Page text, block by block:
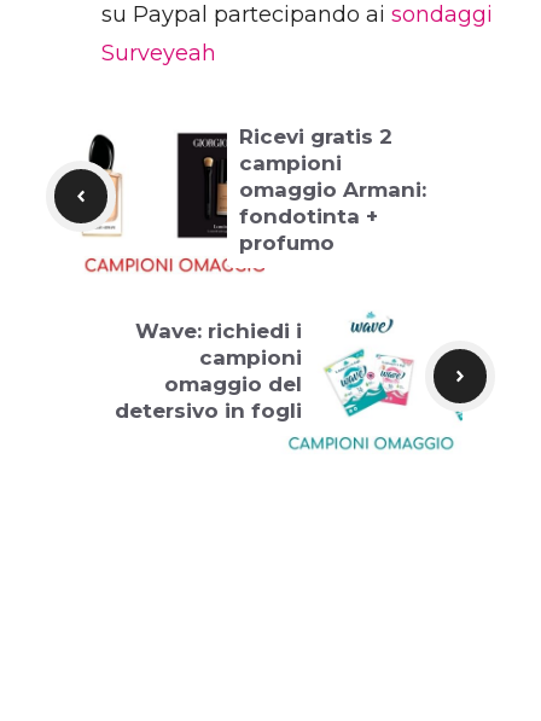
su Paypal partecipando ai sondaggi
Surveyeah
Ricevi gratis 2
campioni
omaggio Armani:
fondotinta +
profumo
Wave: richiedi i
campioni
omaggio del
detersivo in fogli